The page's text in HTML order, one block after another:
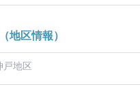
地区情報）
戸地区